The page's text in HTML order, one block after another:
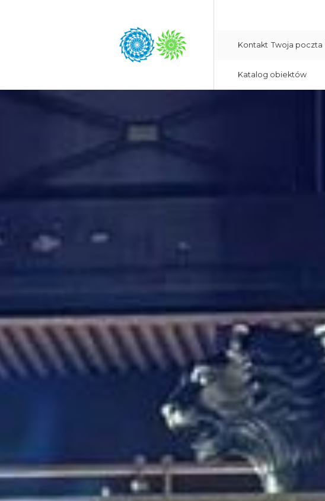
Kontakt Twoja poczta
Katalog obiektów